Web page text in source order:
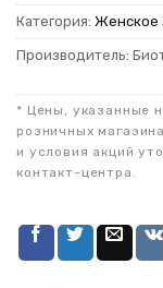
Категория: Женское
Производитель:
* Цены, указанные
розничных
и условия акций
контакт-центра.